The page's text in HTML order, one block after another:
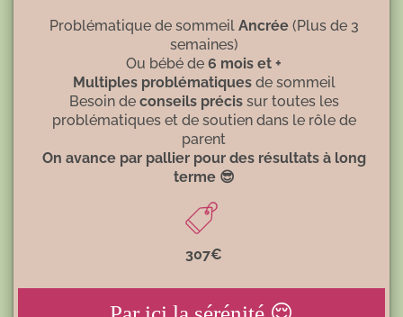
Problématiquede sommeil Ancrée(Plus de 3
semaines)
Ou bébé de 6 mois et +
Multiples problématiques de sommeil
Besoin de conseils précissur toutes les
problématiques et de soutien dans le rôle de
parent
On avance par pallier pour des résultats à long
terme 😎
307€